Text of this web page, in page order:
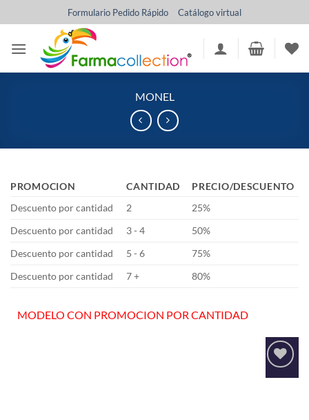
al
contenido
Formulario Pedido Rápido Catálogo virtual
MONEL
PROMOCION CANTIDAD
PRECIO/DESCUENTO
Descuento por cantidad
2
25%
Descuento por cantidad
3 - 4
50%
Descuento por cantidad
5 - 6
75%
Descuento por cantidad
7 + 80%
MODELO CON PROMOCION POR CANTIDAD
Añadir